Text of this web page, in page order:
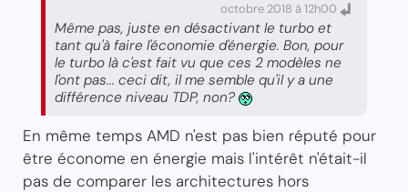
octobre 2018 à 12h00
Même pas, juste en désactivant le turbo et
tant qu'à faire l'économie d'énergie. Bon, pour
le turbo là c'est fait vu que ces 2 modèles ne
l'ont pas... ceci dit, il me semble qu'il y a une
différence niveau TDP, non?
En même temps AMD n'est pas bien réputé pour
être économe en énergie mais l'intérêt n'était-il
pas de comparer les architectures hors